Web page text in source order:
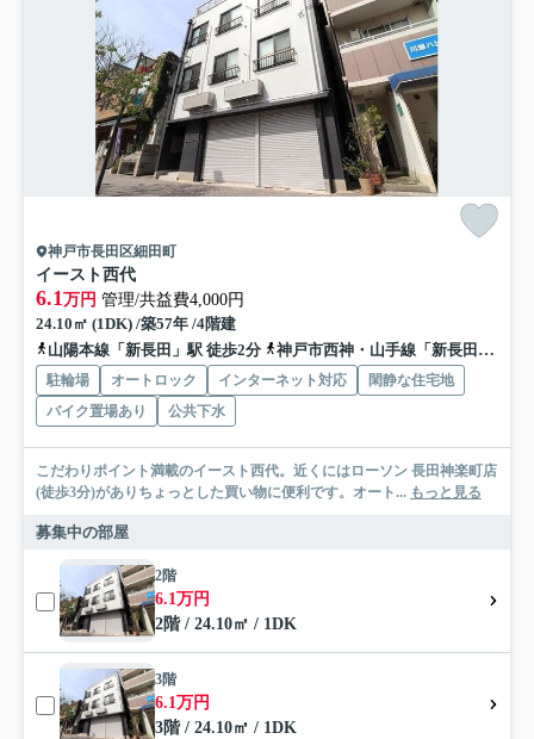
神戸市長田区細田町
イースト西代
6.1万円 管理/共益費4,000円
24.10㎡ (1DK) /築57年 /4階建
山陽本線「新長田」駅 徒歩2分
神戸市西神・山手線「新長田」駅 徒歩2分
駐輪場 オートロック インターネット対応
閑静な住宅地
バイク置場あり
公共下水
こだわりポイント満載のイースト西代。近くにはローソン 長田神楽町店
(徒歩3分)がありちょっとした買い物に便利です。オート... もっと見る
募集中の部屋
2階
6.1万円
2階 / 24.10㎡ / 1DK
3階
6.1万円
3階 / 24.10㎡ / 1DK